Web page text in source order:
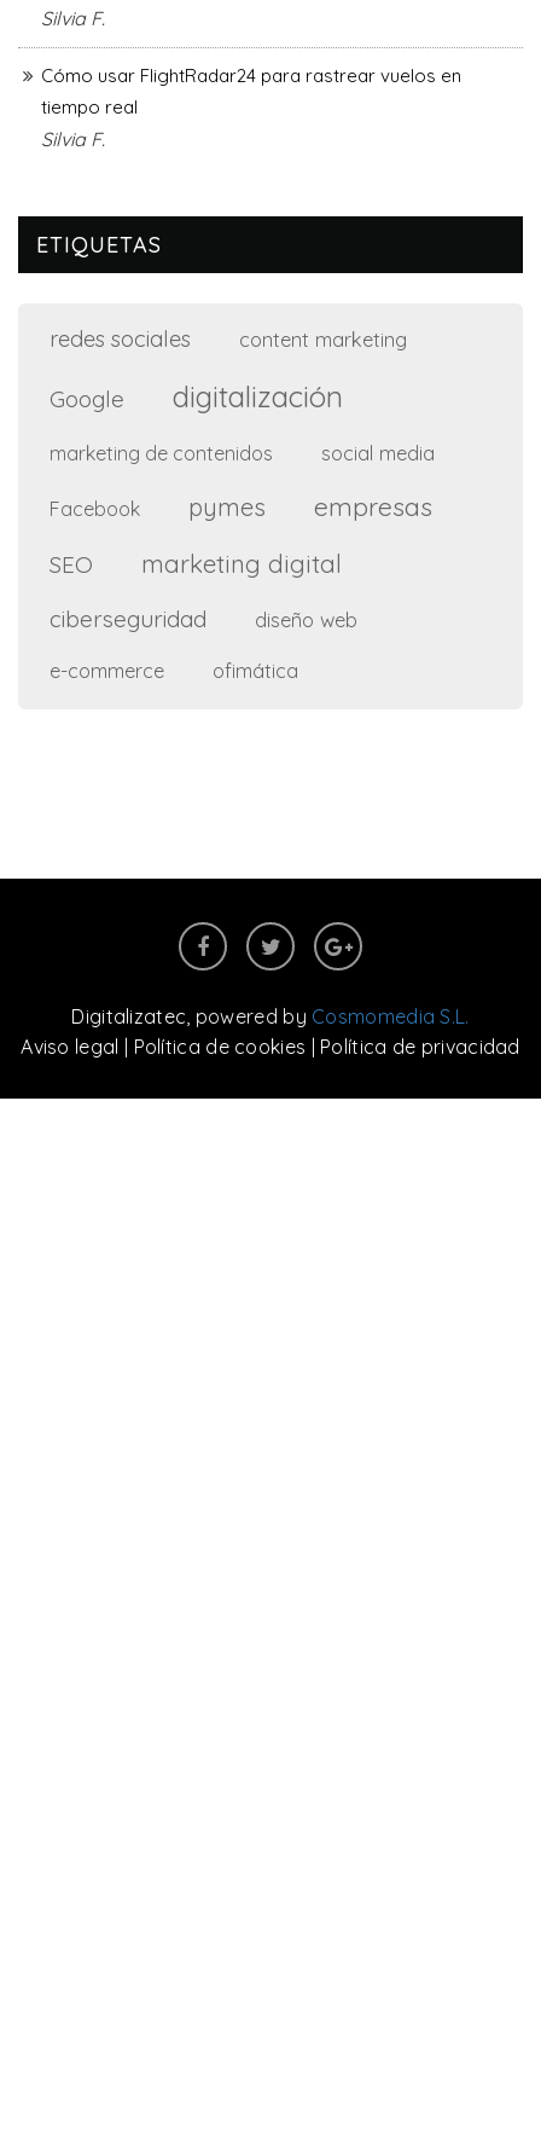
Silvia F.
Cómo usar FlightRadar24 para rastrear vuelos en
tiempo real
Silvia F.
ETIQUETAS
redes sociales content marketing
Google digitalización
marketing de contenidos social media
Facebook pymes empresas
SEO marketing digital
ciberseguridad
diseño web
e-commerce
ofimática
Digitalizatec, powered by Cosmomedia S.L.
Aviso legal
Política de cookies Política de privacidad